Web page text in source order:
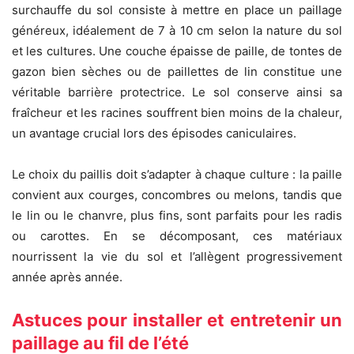
surchauffe du sol consiste à mettre en place un paillage
généreux, idéalement de 7 à 10 cm selon la nature du sol
et les cultures. Une couche épaisse de paille, de tontes de
gazon bien sèches ou de paillettes de lin constitue une
véritable barrière protectrice. Le sol conserve ainsi sa
fraîcheur et les racines souffrent bien moins de la chaleur,
un avantage crucial lors des épisodes caniculaires.
Le choix du paillis doit s’adapter à chaque culture : la paille
convient aux courges, concombres ou melons, tandis que
le lin ou le chanvre, plus fins, sont parfaits pour les radis
ou carottes. En se décomposant, ces matériaux
nourrissent la vie du sol et l’allègent progressivement
année après année.
Astuces pour installer et entretenir un
paillage au fil de l’été